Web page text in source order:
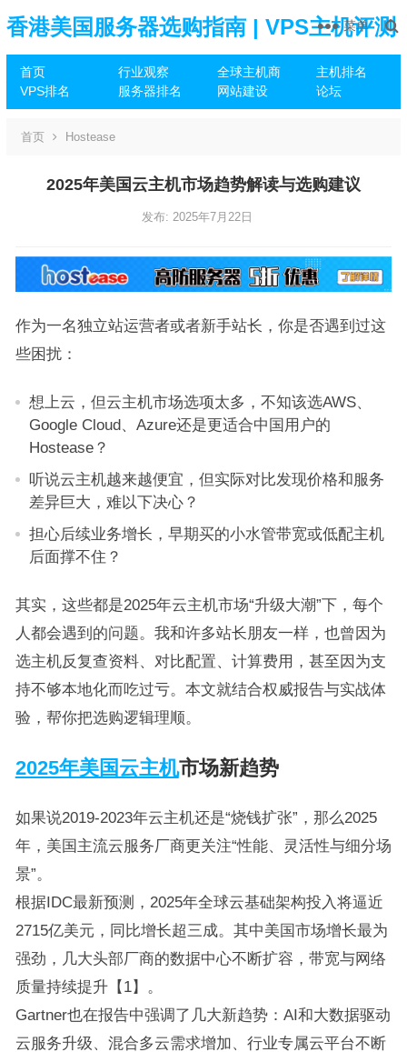
香港美国服务器选购指南 | VPS主机评测
推荐
首页 行业观察 全球主机商
主机排名
VPS排名
服务器排名 网站建设 论坛
菜单
首页 Hostease
2025年美国云主机市场趋势解读与选购建议
发布: 2025年7月22日
作为一名独立站运营者或者新手站长，你是否遇到过这
些困扰：
想上云，但云主机市场选项太多，不知该选AWS、
Google Cloud、Azure还是更适合中国用户的
Hostease？
听说云主机越来越便宜，但实际对比发现价格和服务
差异巨大，难以下决心？
担心后续业务增长，早期买的小水管带宽或低配主机
后面撑不住？
其实，这些都是2025年云主机市场“升级大潮”下，每个
人都会遇到的问题。我和许多站长朋友一样，也曾因为
选主机反复查资料、对比配置、计算费用，甚至因为支
持不够本地化而吃过亏。本文就结合权威报告与实战体
验，帮你把选购逻辑理顺。
2025年美国云主机市场新趋势
如果说2019-2023年云主机还是“烧钱扩张”，那么2025
年，美国主流云服务厂商更关注“性能、灵活性与细分场
景”。
根据IDC最新预测，2025年全球云基础架构投入将逼近
2715亿美元，同比增长超三成。其中美国市场增长最为
强劲，几大头部厂商的数据中心不断扩容，带宽与网络
质量持续提升【1】。
Gartner也在报告中强调了几大新趋势：AI和大数据驱动
云服务升级、混合多云需求增加、行业专属云平台不断